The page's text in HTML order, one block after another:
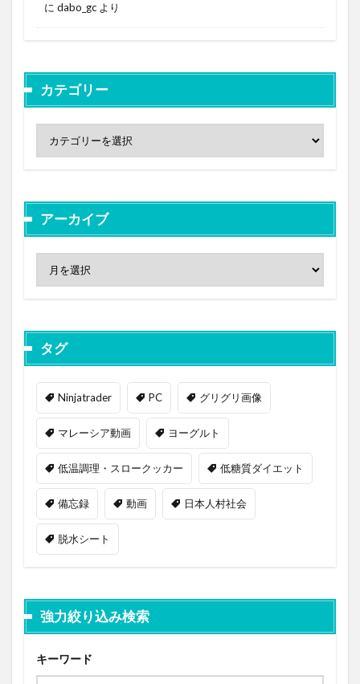
に dabo_gc より
カテゴリー
アーカイブ
タグ
Ninjatrader PC グリグリ画像
マレーシア動画 ヨーグルト
低温調理・スロークッカー 低糖質ダイエット
備忘録 動画 日本人村社会
脱水シート
強力絞り込み検索
キーワード